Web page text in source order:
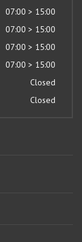
07:00 > 15:00
07:00 > 15:00
07:00 > 15:00
07:00 > 15:00
Closed
Closed